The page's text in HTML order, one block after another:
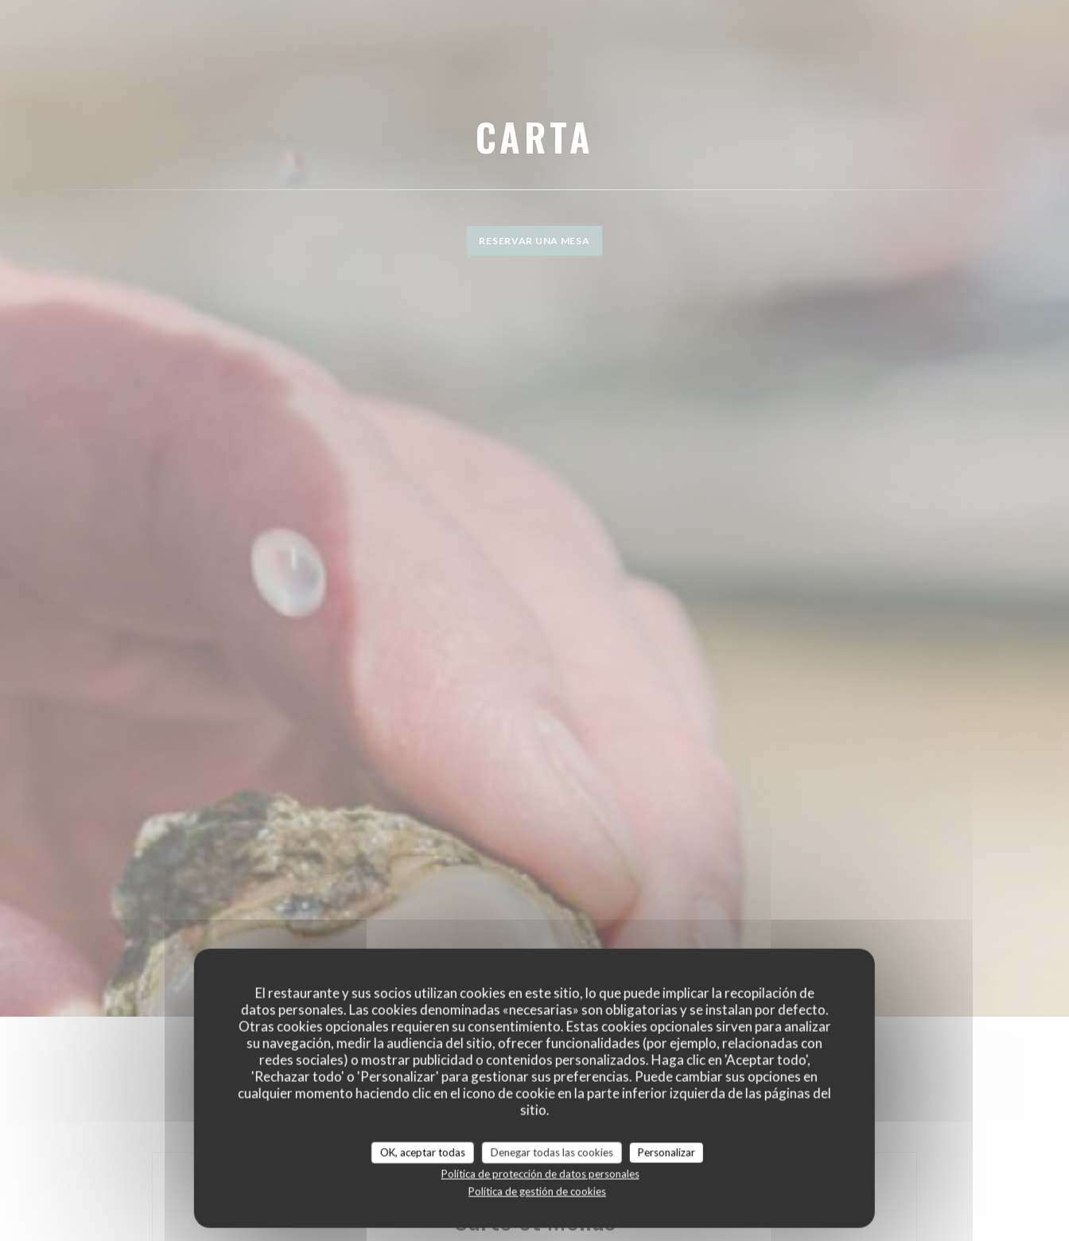
El restaurante y sus socios utilizan cookies en este sitio, lo que puede implicar la recopilación de
datos personales. Las cookies denominadas «necesarias» son obligatorias y se instalan por defecto.
Otras cookies opcionales requieren su consentimiento. Estas cookies opcionales sirven para analizar
su navegación, medir la audiencia del sitio, ofrecer funcionalidades (por ejemplo, relacionadas con
redes sociales) o mostrar publicidad o contenidos personalizados. Haga clic en 'Aceptar todo',
'Rechazar todo' o 'Personalizar' para gestionar sus preferencias. Puede cambiar sus opciones en
cualquier momento haciendo clic en el icono de cookie en la parte inferior izquierda de las páginas del
sitio.
OK, aceptar todas Denegar todas las cookies
Personalizar
Política de protección de datos personales
Política de gestión de cookies
CARTA
RESERVAR UNA MESA
Carte et Menus Carte des Boissons Notre sélection de vins
Carte et Menus